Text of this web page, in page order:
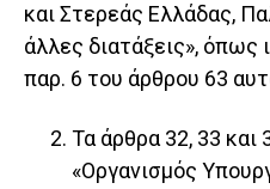
και Στερεάς Ελλάδας,
άλλες διατάξεις», όπως
παρ. 6 του άρθρου 63
Τα άρθρα 32, 33 και
«Οργανισμός